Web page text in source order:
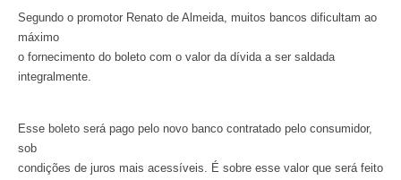
Segundo o promotor Renato de Almeida, muitos bancos dificultam ao
máximo
o fornecimento do boleto com o valor da dívida a ser saldada
integralmente.
Esse boleto será pago pelo novo banco contratado pelo consumidor,
sob
condições de juros mais acessíveis. É sobre esse valor que será feito